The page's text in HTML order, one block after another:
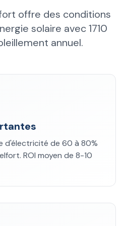
offre des conditions
solaire avec 1710
annuel.
d'électricité de 60 à 80%
ROI moyen de 8-10